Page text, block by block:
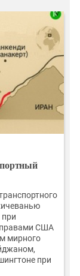
правами США
мирного
при